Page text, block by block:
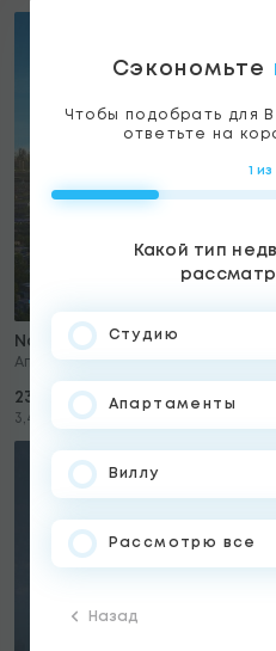
North 43, JVC
Апартаменты
234,630 USD
3,450 USD/m
Сэкономьте
Чтобы подобрать для
ответьте на
1 из
Какой тип
Студию
Апартаменты
Виллу
Рассмотрю все
Назад